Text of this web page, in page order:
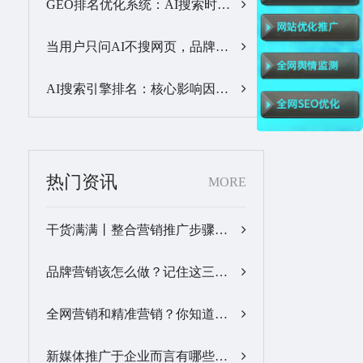
GEO排名优化系统：AI搜索时代品牌曝光优化核心工具…
当用户只问AI不搜网页，品牌的全域GEO优化该交给谁？…
AI搜索引擎排名：核心影响因素与合规优化方法…
热门资讯 MORE
干货满满丨整合营销推广步骤梳理…
品牌营销该怎么做？记住这三步，让营销更有价值！…
全网营销和精准营销？你知道怎么做吗？…
新媒体推广于企业而言有哪些优势？…